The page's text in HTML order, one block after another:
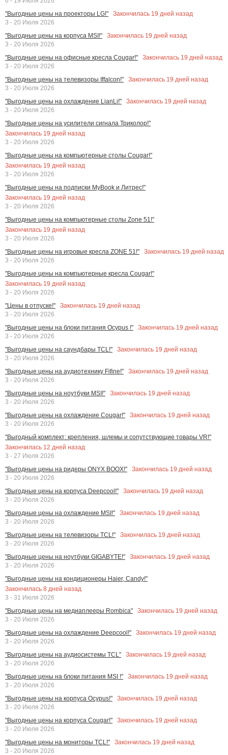
"Выгодные цены на проекторы LG!"
Закончилась 19 дней назад
3 - 20 Июля 2026
"Выгодные цены на корпуса MSI!"
Закончилась 19 дней назад
3 - 20 Июля 2026
"Выгодные цены на офисные кресла Cougar!"
Закончилась 19 дней назад
3 - 20 Июля 2026
"Выгодные цены на телевизоры Iffalcon!"
Закончилась 19 дней назад
3 - 20 Июля 2026
"Выгодные цены на охлаждение LianLi!"
Закончилась 19 дней назад
3 - 20 Июля 2026
"Выгодные цены на усилители сигнала Триколор!"
Закончилась 19 дней назад
3 - 20 Июля 2026
"Выгодные цены на компьютерные столы Cougar!"
Закончилась 19 дней назад
3 - 20 Июля 2026
"Выгодные цены на подписки MyBook и Литрес!"
Закончилась 19 дней назад
3 - 20 Июля 2026
"Выгодные цены на компьютерные столы Zone 51!"
Закончилась 19 дней назад
3 - 20 Июля 2026
"Выгодные цены на игровые кресла ZONE 51!"
Закончилась 19 дней назад
3 - 20 Июля 2026
"Выгодные цены на компьютерные кресла Cougar!"
Закончилась 19 дней назад
3 - 20 Июля 2026
"Цены в отпуске!"
Закончилась 19 дней назад
3 - 20 Июля 2026
"Выгодные цены на блоки питания Ocypus !"
Закончилась 19 дней назад
3 - 20 Июля 2026
"Выгодные цены на саундбары TCL!"
Закончилась 19 дней назад
3 - 20 Июля 2026
"Выгодные цены на аудиотехнику Fifine!"
Закончилась 19 дней назад
3 - 20 Июля 2026
"Выгодные цены на ноутбуки MSI!"
Закончилась 19 дней назад
3 - 20 Июля 2026
"Выгодные цены на охлаждение Cougar!"
Закончилась 19 дней назад
3 - 20 Июля 2026
"Выгодный комплект: крепления, шлемы и сопутствующие товары VR!"
Закончилась 12 дней назад
3 - 27 Июля 2026
"Выгодные цены на ридеры ONYX BOOX!"
Закончилась 19 дней назад
3 - 20 Июля 2026
"Выгодные цены на корпуса Deepcool!"
Закончилась 19 дней назад
3 - 20 Июля 2026
"Выгодные цены на охлаждение MSI!"
Закончилась 19 дней назад
3 - 20 Июля 2026
"Выгодные цены на телевизоры TCL!"
Закончилась 19 дней назад
3 - 20 Июля 2026
"Выгодные цены на ноутбуки GIGABYTE!"
Закончилась 19 дней назад
3 - 20 Июля 2026
"Выгодные цены на кондиционеры Haier, Candy!"
Закончилась 8 дней назад
3 - 31 Июля 2026
"Выгодные цены на медиаплееры Rombica"
Закончилась 19 дней назад
3 - 20 Июля 2026
"Выгодные цены на охлаждение Deepcool!"
Закончилась 19 дней назад
3 - 20 Июля 2026
"Выгодные цены на аудиосистемы TCL"
Закончилась 19 дней назад
3 - 20 Июля 2026
"Выгодные цены на блоки питания MSI !"
Закончилась 19 дней назад
3 - 20 Июля 2026
"Выгодные цены на корпуса Ocypus!"
Закончилась 19 дней назад
3 - 20 Июля 2026
"Выгодные цены на корпуса Cougar!"
Закончилась 19 дней назад
3 - 20 Июля 2026
"Выгодные цены на мониторы TCL!"
Закончилась 19 дней назад
3 - 20 Июля 2026